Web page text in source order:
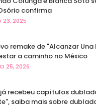
confirma
23, 2025
remake de "Alcanzar Una
a caminho no México
25, 2026
já recebeu capítulos
saiba mais sobre